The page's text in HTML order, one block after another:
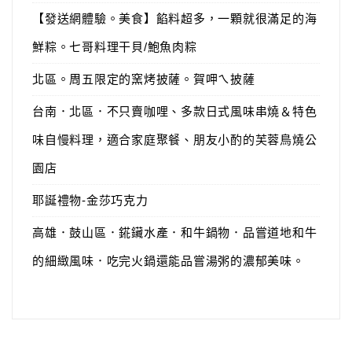
【發送網體驗。美食】餡料超多，一顆就很滿足的海
鮮粽。七哥料理干貝/鮑魚肉粽
北區。周五限定的窯烤披薩。賀呷ㄟ披薩
台南．北區．不只賣咖哩、多款日式風味串燒＆特色
味自慢料理，適合家庭聚餐、朋友小酌的芙蓉鳥燒公
園店
耶誕禮物-金莎巧克力
高雄．鼓山區．錵鑶水產．和牛鍋物．品嘗道地和牛
的細緻風味．吃完火鍋還能品嘗湯粥的濃郁美味。